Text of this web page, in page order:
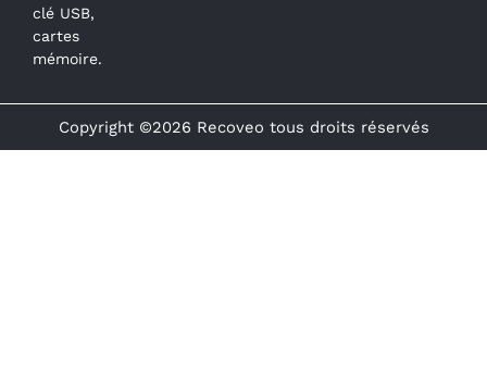
clé USB,
cartes
mémoire.
Copyright ©2026 Recoveo tous droits réservés